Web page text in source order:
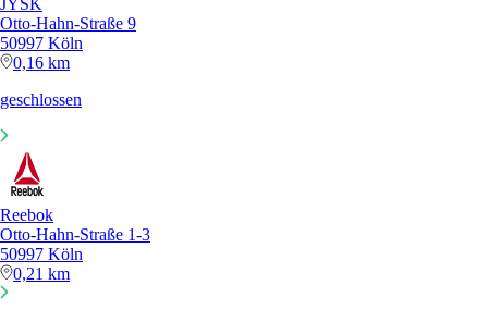
Otto-Hahn-Straße 9
50997 Köln
0,16 km
geschlossen
Reebok
Otto-Hahn-Straße 1-3
50997 Köln
0,21 km